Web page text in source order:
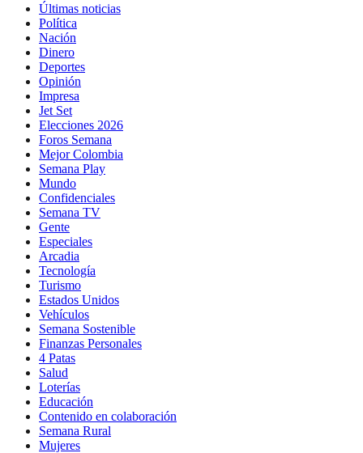
Últimas noticias
Política
Nación
Dinero
Deportes
Opinión
Impresa
Jet Set
Elecciones 2026
Foros Semana
Mejor Colombia
Semana Play
Mundo
Confidenciales
Semana TV
Gente
Especiales
Arcadia
Tecnología
Turismo
Estados Unidos
Vehículos
Semana Sostenible
Finanzas Personales
4 Patas
Salud
Loterías
Educación
Contenido en colaboración
Semana Rural
Mujeres